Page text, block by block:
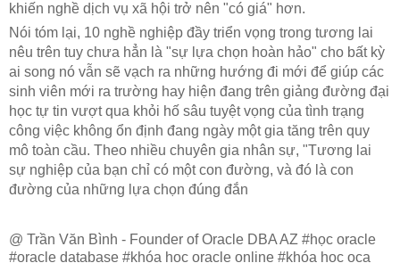
khiến nghề dịch vụ xã hội trở nên "có giá" hơn.
Nói tóm lại, 10 nghề nghiệp đầy triển vọng trong tương lai
nêu trên tuy chưa hẳn là "sự lựa chọn hoàn hảo" cho bất kỳ
ai song nó vẫn sẽ vạch ra những hướng đi mới để giúp các
sinh viên mới ra trường hay hiện đang trên giảng đường đại
học tự tin vượt qua khỏi hố sâu tuyệt vọng của tình trạng
công việc không ổn định đang ngày một gia tăng trên quy
mô toàn cầu. Theo nhiều chuyên gia nhân sự, "Tương lai
sự nghiệp của bạn chỉ có một con đường, và đó là con
đường của những lựa chọn đúng đắn
@ Trần Văn Bình - Founder of Oracle DBA AZ #học oracle
#oracle database #khóa học oracle online #khóa học oca